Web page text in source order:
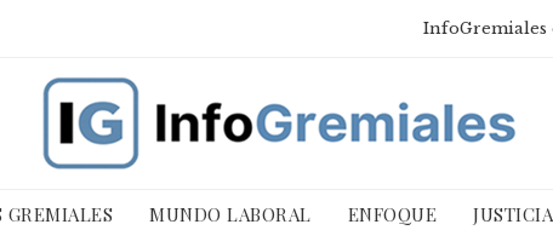
InfoGremiales
GREMIALES MUNDO LABORAL ENFOQUE